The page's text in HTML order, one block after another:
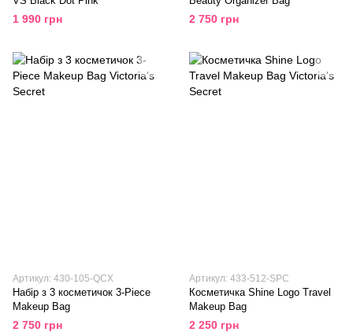
1 990 грн 2 750 грн
Артикул: 430-105-QCX
Набір з 3 косметичок 3-Piece
Makeup Bag
2 750 грн
Артикул: 433-512-SPC
Косметичка Shine Logo Travel
Makeup Bag
2 250 грн